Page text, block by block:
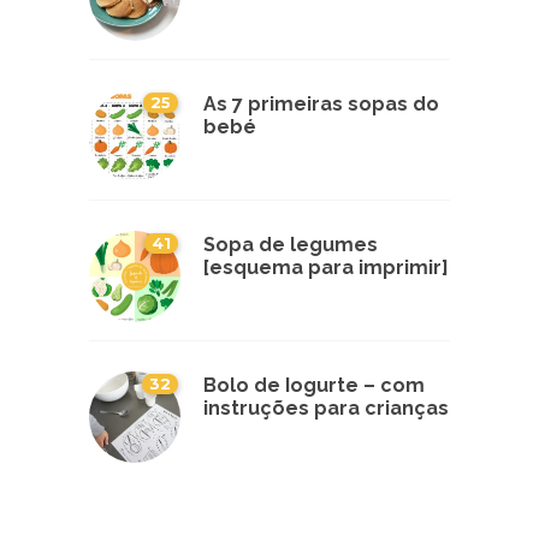
25
As 7 primeiras sopas do
bebé
41
Sopa de legumes
[esquema para imprimir]
32
Bolo de Iogurte – com
instruções para crianças